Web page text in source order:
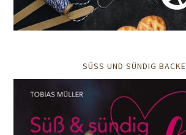
SÜSS UND SÜNDIG BACKEN